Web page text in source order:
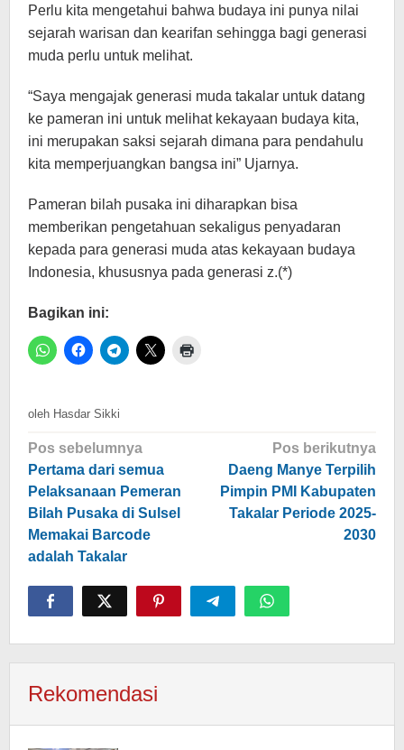
Perlu kita mengetahui bahwa budaya ini punya nilai
sejarah warisan dan kearifan sehingga bagi generasi
muda perlu untuk melihat.
“Saya mengajak generasi muda takalar untuk datang
ke pameran ini untuk melihat kekayaan budaya kita,
ini merupakan saksi sejarah dimana para pendahulu
kita memperjuangkan bangsa ini” Ujarnya.
Pameran bilah pusaka ini diharapkan bisa
memberikan pengetahuan sekaligus penyadaran
kepada para generasi muda atas kekayaan budaya
Indonesia, khususnya pada generasi z.(*)
Bagikan ini:
oleh Hasdar Sikki
Navigasi
pos
Pos sebelumnya
Pertama dari semua
Pelaksanaan Pemeran
Bilah Pusaka di Sulsel
Memakai Barcode
adalah Takalar
Pos berikutnya
Daeng Manye Terpilih
Pimpin PMI Kabupaten
Takalar Periode 2025-
2030
Rekomendasi